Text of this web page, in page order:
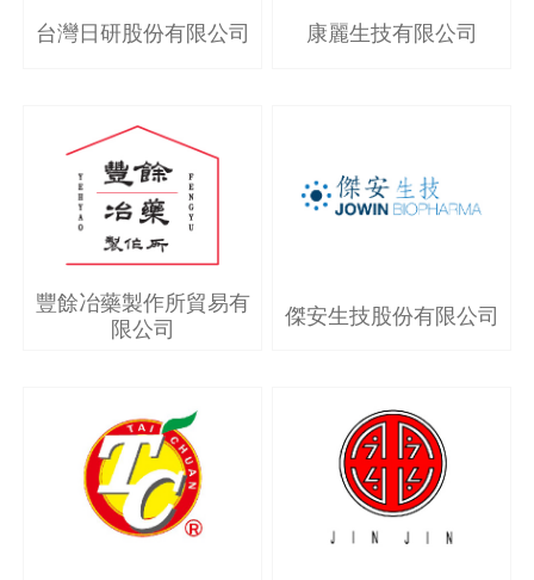
台灣日研股份有限公司 康麗生技有限公司
豐餘冶藥製作所貿易有
限公司
傑安生技股份有限公司